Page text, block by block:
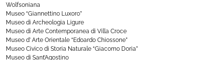
Wolfsoniana
Museo “Giannettino Luxoro”
Museo di Archeologia Ligure
Museo di Arte Contemporanea di Villa Croce
Museo d’ Arte Orientale “Edoardo Chiossone”
Museo Civico di Storia Naturale “Giacomo Doria”
Museo di Sant’Agostino